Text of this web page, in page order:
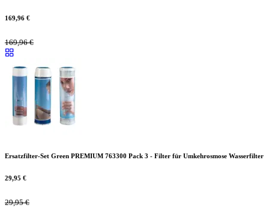
169,96 €
169,96€
Ersatzfilter-Set Green PREMIUM 763300 Pack 3 - Filter für Umkehrosmose Wasserfilter
29,95 €
29,95€